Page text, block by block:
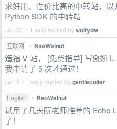
求好用、性价比高的中转站，以
Python SDK 的中转站
Jun 30 • Lastly replied bywolfydw
互联网 • NeoWalnut
造福 V 站， [免费指导] 写傲娇 L
我申请了 5 次才通过！
Jun 5 • Lastly replied bygentlecoder
English • NeoWalnut
试用了几天阮老师推荐的 Echo
了！